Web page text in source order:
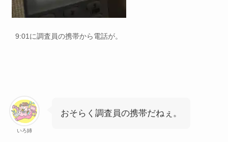
9:01に調査員の携帯から電話が。
いろ姉
おそらく調査員の携帯だねぇ。